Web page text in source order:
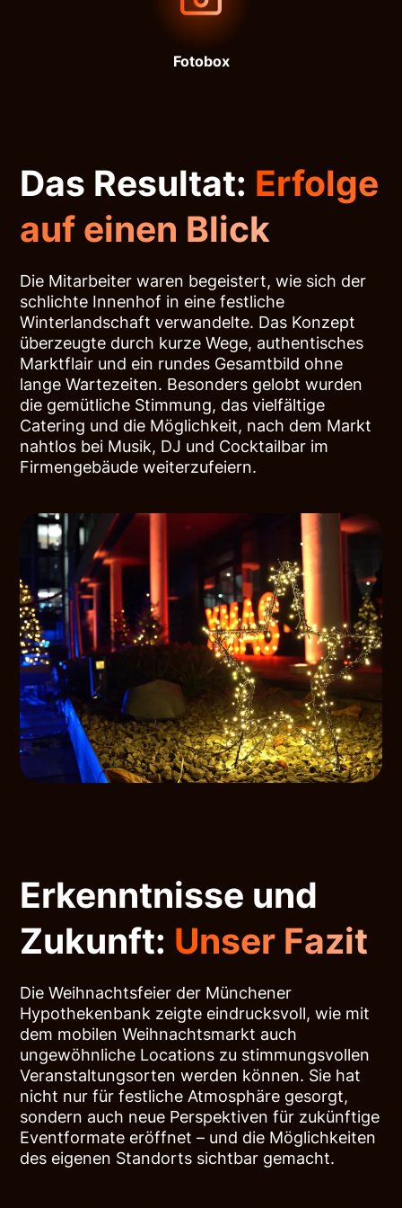
Fotobox
Das Resultat: Erfolge
auf einen Blick
Die Mitarbeiter waren begeistert, wie sich der
schlichte Innenhof in eine festliche
Winterlandschaft verwandelte. Das Konzept
überzeugte durch kurze Wege, authentisches
Marktflair und ein rundes Gesamtbild ohne
lange Wartezeiten. Besonders gelobt wurden
die gemütliche Stimmung, das vielfältige
Catering und die Möglichkeit, nach dem Markt
nahtlos bei Musik, DJ und Cocktailbar im
Firmengebäude weiterzufeiern.
Erkenntnisse und
Zukunft: Unser Fazit
Die Weihnachtsfeier der Münchener
Hypothekenbank zeigte eindrucksvoll, wie mit
dem mobilen Weihnachtsmarkt auch
ungewöhnliche Locations zu stimmungsvollen
Veranstaltungsorten werden können. Sie hat
nicht nur für festliche Atmosphäre gesorgt,
sondern auch neue Perspektiven für zukünftige
Eventformate eröffnet – und die Möglichkeiten
des eigenen Standorts sichtbar gemacht.